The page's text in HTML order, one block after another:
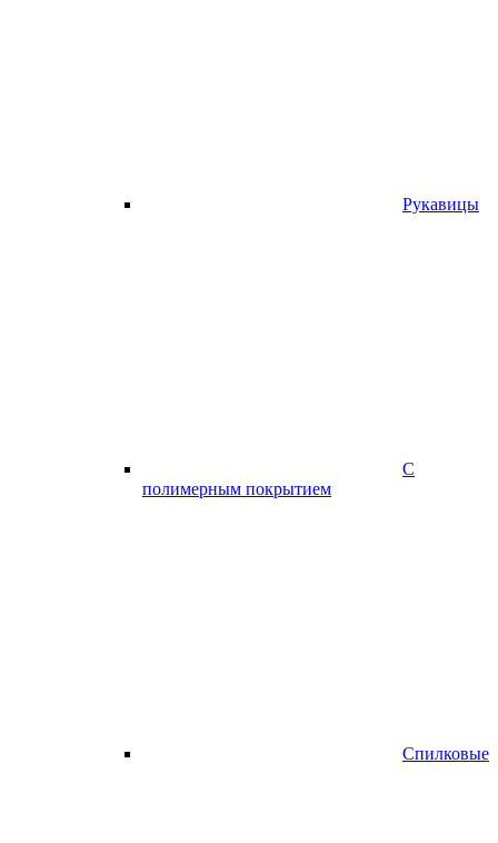
Рукавицы
С
полимерным покрытием
Спилковые